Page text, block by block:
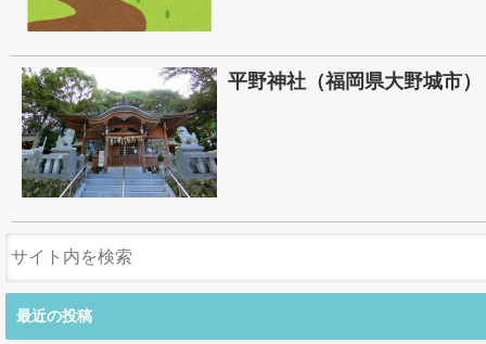
平野神社（福岡県大野城市）
最近の投稿